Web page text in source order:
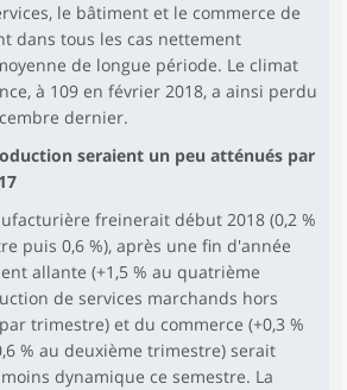
le bâtiment et le commerce de
dans tous les cas nettement
de longue période. Le climat
à 109 en février 2018, a ainsi perdu
dernier.
seraient un peu atténués par
freinerait début 2018 (0,2 %
puis 0,6 %), après une fin d'année
allante (+1,5 % au quatrième
de services marchands hors
trimestre) et du commerce (+0,3 %
% au deuxième trimestre) serait
dynamique ce semestre. La